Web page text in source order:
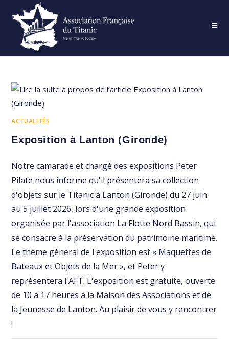
content
ACTUALITÉS
Exposition à Lanton (Gironde)
Notre camarade et chargé des expositions Peter
Pilate nous informe qu'il présentera sa collection
d'objets sur le Titanic à Lanton (Gironde) du 27 juin
au 5 juillet 2026, lors d'une grande exposition
organisée par l'association La Flotte Nord Bassin, qui
se consacre à la préservation du patrimoine maritime.
Le thème général de l'exposition est « Maquettes de
Bateaux et Objets de la Mer », et Peter y
représentera l'AFT. L'exposition est gratuite, ouverte
de 10 à 17 heures à la Maison des Associations et de
la Jeunesse de Lanton. Au plaisir de vous y rencontrer
!